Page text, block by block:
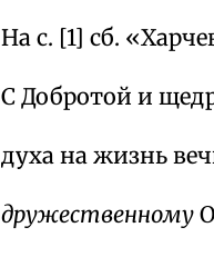
На с. [1] сб.
С Добротой и
духа на жизнь
дружественному